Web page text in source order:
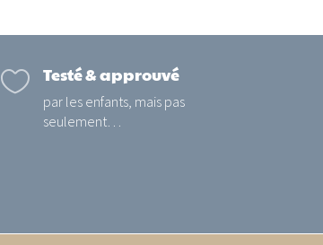
 Testé & approuvé
par les enfants, mais pas
seulement…